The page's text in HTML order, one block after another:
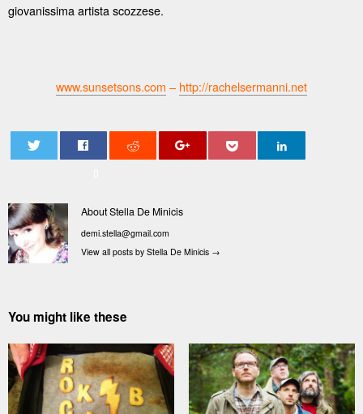
giovanissima artista scozzese.
www.sunsetsons.com – http://rachelsermanni.net
About Stella De Minicis
demi.stella@gmail.com
View all posts by Stella De Minicis →
You might like these